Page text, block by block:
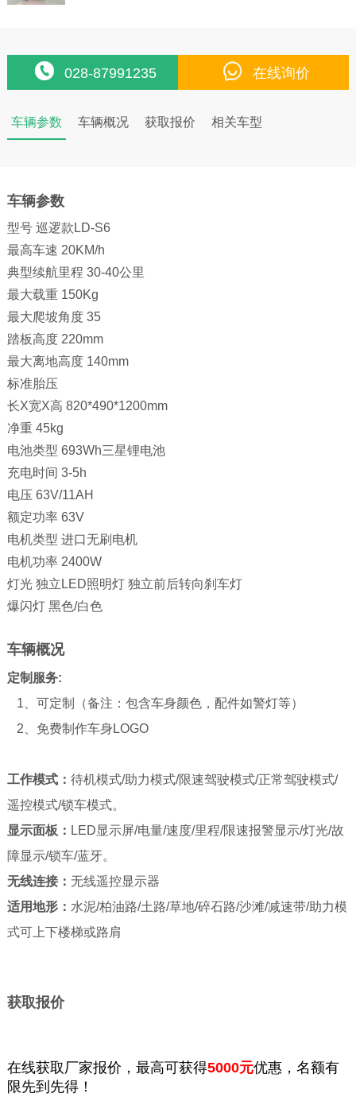
车辆参数 车辆概况 获取报价 相关车型
028-87991235 在线询价
车辆参数
型号 巡逻款LD-S6
最高车速 20KM/h
典型续航里程 30-40公里
最大载重 150Kg
最大爬坡角度 35
踏板高度 220mm
最大离地高度 140mm
标准胎压
长X宽X高 820*490*1200mm
净重 45kg
电池类型 693Wh三星锂电池
充电时间 3-5h
电压 63V/11AH
额定功率 63V
电机类型 进口无刷电机
电机功率 2400W
灯光 独立LED照明灯 独立前后转向刹车灯
爆闪灯 黑色/白色
车辆概况
定制服务:
1、可定制（备注：包含车身颜色，配件如警灯等）
2、免费制作车身LOGO
工作模式： 待机模式/助力模式/限速驾驶模式/正常驾驶模式/
遥控模式/锁车模式。
显示面板： LED显示屏/电量/速度/里程/限速报警显示/灯光/故
障显示/锁车/蓝牙。
无线连接： 无线遥控显示器
适用地形： 水泥/柏油路/土路/草地/碎石路/沙滩/减速带/助力模
式可上下楼梯或路肩
获取报价
在线获取厂家报价，最高可获得5000元优惠，名额有
限先到先得！